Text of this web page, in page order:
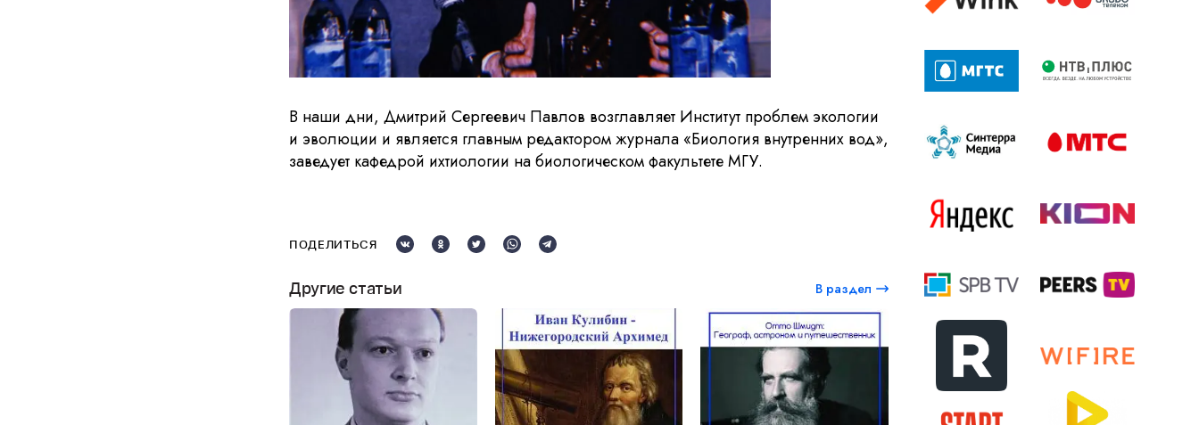
В наши дни, Дмитрий Сергеевич Павлов возглавляет Институт проблем экологии
и эволюции и является главным редактором журнала «Биология внутренних вод»,
заведует кафедрой ихтиологии на биологическом факультете МГУ.
ПОДЕЛИТЬСЯ
Другие статьи В раздел